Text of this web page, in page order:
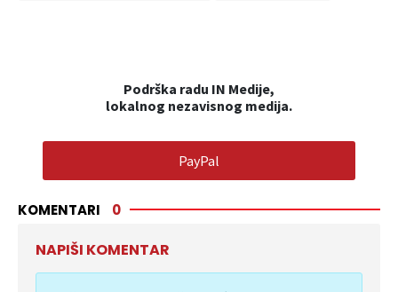
Podrška radu IN Medije,
lokalnog nezavisnog medija.
PayPal
KOMENTARI 0
NAPIŠI KOMENTAR